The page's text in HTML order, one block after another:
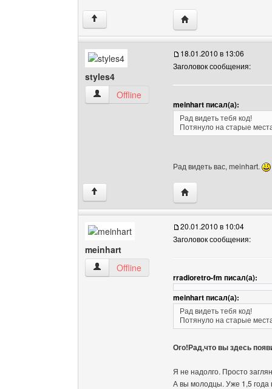
↑ Посетить сайт
styles4
styles4 Посмотреть профиль
Offline
18.01.2010 в 13:06
Заголовок сообщения:
meinhart писал(а):
Рад видеть тебя код!
Потянуло на старые
Рад видеть вас, meinhart.
↑ Посетить сайт
meinhart
meinhart Посмотреть профиль
Offline
20.01.2010 в 10:04
Заголовок сообщения:
rradioretro-fm писал(а):
meinhart писал(а):
Рад видеть тебя код!
Потянуло на старые
Ого!Рад,что вы здесь
Я не надолго. Просто
А вы молодцы. Уже 1,5 года